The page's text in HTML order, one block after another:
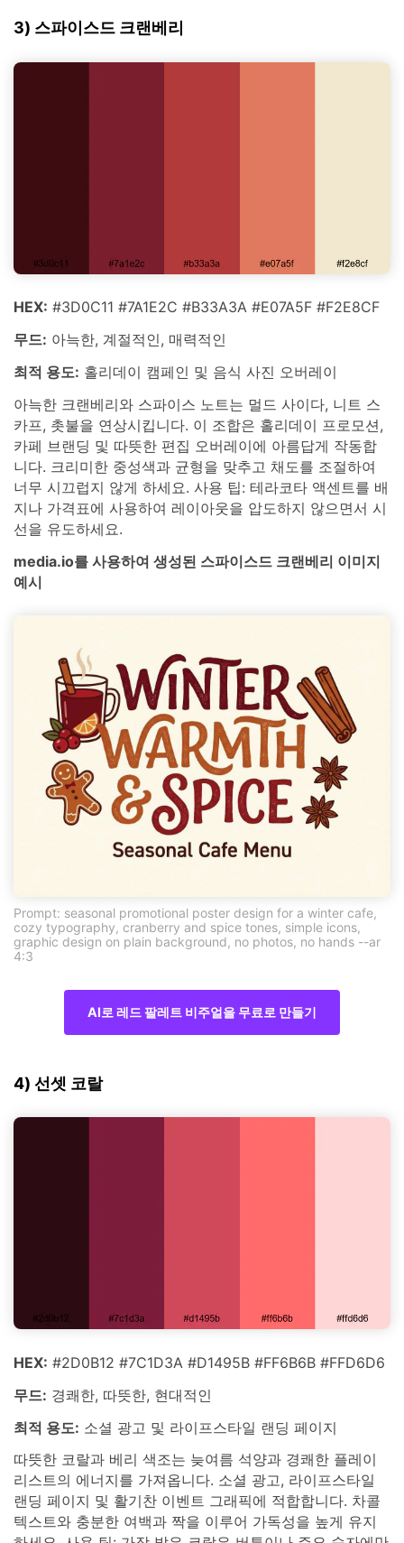
3) 스파이스드 크랜베리
HEX: #3D0C11 #7A1E2C #B33A3A #E07A5F #F2E8CF
무드: 아늑한, 계절적인, 매력적인
최적 용도: 홀리데이 캠페인 및 음식 사진 오버레이
아늑한 크랜베리와 스파이스 노트는 멀드 사이다, 니트 스
카프, 촛불을 연상시킵니다. 이 조합은 홀리데이 프로모션,
카페 브랜딩 및 따뜻한 편집 오버레이에 아름답게 작동합
니다. 크리미한 중성색과 균형을 맞추고 채도를 조절하여
너무 시끄럽지 않게 하세요. 사용 팁: 테라코타 액센트를 배
지나 가격표에 사용하여 레이아웃을 압도하지 않으면서 시
선을 유도하세요.
media.io를 사용하여 생성된 스파이스드 크랜베리 이미지
예시
Prompt: seasonal promotional poster design for a winter cafe,
cozy typography, cranberry and spice tones, simple icons,
graphic design on plain background, no photos, no hands --ar
4:3
AI로 레드 팔레트 비주얼을 무료로 만들기
4) 선셋 코랄
HEX: #2D0B12 #7C1D3A #D1495B #FF6B6B #FFD6D6
무드: 경쾌한, 따뜻한, 현대적인
최적 용도: 소셜 광고 및 라이프스타일 랜딩 페이지
따뜻한 코랄과 베리 색조는 늦여름 석양과 경쾌한 플레이
리스트의 에너지를 가져옵니다. 소셜 광고, 라이프스타일
랜딩 페이지 및 활기찬 이벤트 그래픽에 적합합니다. 차콜
텍스트와 충분한 여백과 짝을 이루어 가독성을 높게 유지